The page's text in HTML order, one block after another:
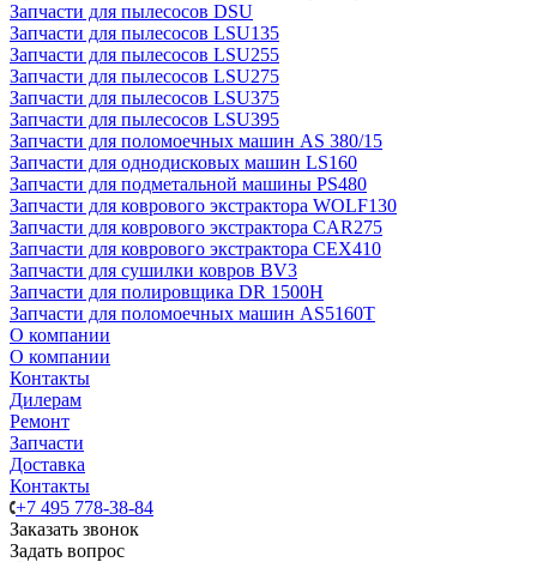
Запчасти для пылесосов DSU
Запчасти для пылесосов LSU135
Запчасти для пылесосов LSU255
Запчасти для пылесосов LSU275
Запчасти для пылесосов LSU375
Запчасти для пылесосов LSU395
Запчасти для поломоечных машин AS 380/15
Запчасти для однодисковых машин LS160
Запчасти для подметальной машины PS480
Запчасти для коврового экстрактора WOLF130
Запчасти для коврового экстрактора CAR275
Запчасти для коврового экстрактора CEX410
Запчасти для сушилки ковров BV3
Запчасти для полировщика DR 1500H
Запчасти для поломоечных машин AS5160T
О компании
О компании
Контакты
Дилерам
Ремонт
Запчасти
Доставка
Контакты
+7 495 778-38-84
Заказать звонок
Задать вопрос